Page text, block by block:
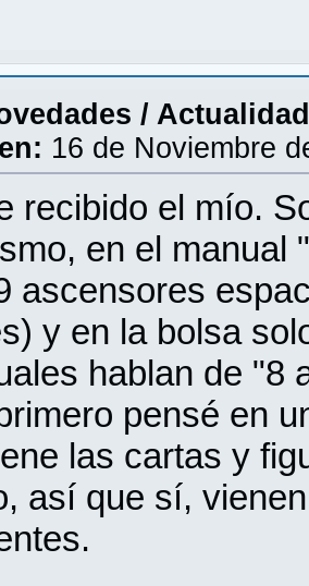
/ Actualidad
en: 16 de Noviembre
recibido el mío.
en el manual
ascensores
y en la bolsa
hablan de "8
pensé en
las cartas y
así que sí,